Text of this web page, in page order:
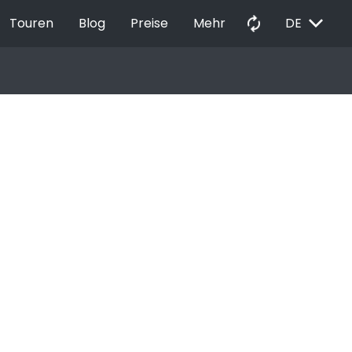
Touren Blog Preise Mehr autorenew DE EXPAND_MORE